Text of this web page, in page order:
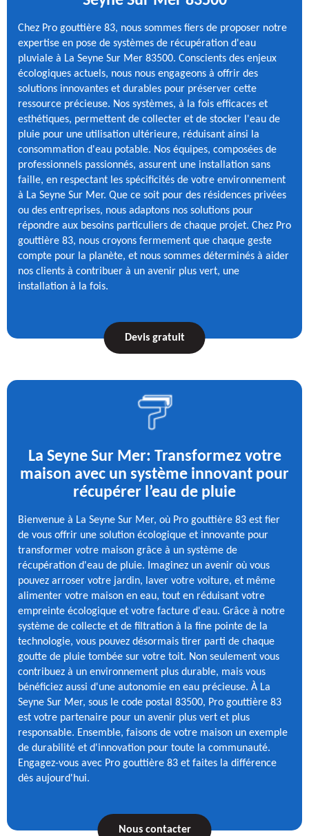
Chez Pro gouttière 83, nous sommes fiers de proposer notre
expertise en pose de systèmes de récupération d'eau
pluviale à La Seyne Sur Mer 83500. Conscients des enjeux
écologiques actuels, nous nous engageons à offrir des
solutions innovantes et durables pour préserver cette
ressource précieuse. Nos systèmes, à la fois efficaces et
esthétiques, permettent de collecter et de stocker l'eau de
pluie pour une utilisation ultérieure, réduisant ainsi la
consommation d'eau potable. Nos équipes, composées de
professionnels passionnés, assurent une installation sans
faille, en respectant les spécificités de votre environnement
à La Seyne Sur Mer. Que ce soit pour des résidences privées
ou des entreprises, nous adaptons nos solutions pour
répondre aux besoins particuliers de chaque projet. Chez Pro
gouttière 83, nous croyons fermement que chaque geste
compte pour la planète, et nous sommes déterminés à aider
nos clients à contribuer à un avenir plus vert, une
installation à la fois.
Devis gratuit
La Seyne Sur Mer: Transformez votre
maison avec un système innovant pour
récupérer l’eau de pluie
Bienvenue à La Seyne Sur Mer, où Pro gouttière 83 est fier
de vous offrir une solution écologique et innovante pour
transformer votre maison grâce à un système de
récupération d'eau de pluie. Imaginez un avenir où vous
pouvez arroser votre jardin, laver votre voiture, et même
alimenter votre maison en eau, tout en réduisant votre
empreinte écologique et votre facture d'eau. Grâce à notre
système de collecte et de filtration à la fine pointe de la
technologie, vous pouvez désormais tirer parti de chaque
goutte de pluie tombée sur votre toit. Non seulement vous
contribuez à un environnement plus durable, mais vous
bénéficiez aussi d'une autonomie en eau précieuse. À La
Seyne Sur Mer, sous le code postal 83500, Pro gouttière 83
est votre partenaire pour un avenir plus vert et plus
responsable. Ensemble, faisons de votre maison un exemple
de durabilité et d'innovation pour toute la communauté.
Engagez-vous avec Pro gouttière 83 et faites la différence
dès aujourd'hui.
Nous contacter